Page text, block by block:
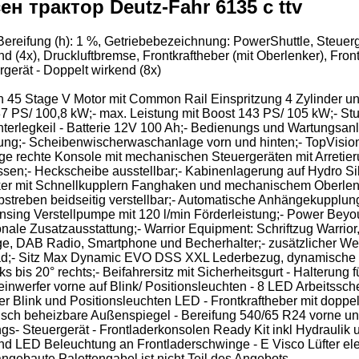
трактор Deutz-Fahr 6135 c ttv
(h): 1 %, Getriebebezeichnung: PowerShuttle,
(4x), Druckluftbremse, Frontkraftheber (mit Oberlenker),
- Doppelt wirkend (8x)
Stage V Motor mit Common Rail Einspritzung 4 Zylinder
100,8 kW;- max. Leistung mit Boost 143 PS/ 105 kW;-
- Batterie 12V 100 Ah;- Bedienungs und
Scheibenwischerwaschanlage vorn und hinten;-
rechte Konsole mit mechanischen Steuergeräten mit
Heckscheibe ausstellbar;- Kabinenlagerung auf Hydro
mit Schnellkupplern Fanghaken und mechanischem
beidseitig verstellbar;- Automatische
Verstellpumpe mit 120 l/min Förderleistung;- Power
Zusatzausstattung;- Warrior Equipment: Schriftzug
DAB Radio, Smartphone und Becherhalter;- zusätzlicher
Sitz Max Dynamic EVO DSS XXL Lederbezug,
bis 20° rechts;- Beifahrersitz mit Sicherheitsgurt -
vorne auf Blink/ Positionsleuchten - 8 LED
Blink und Positionsleuchten LED - Frontkraftheber mit
beheizbare Außenspiegel - Bereifung 540/65 R24 vorne
Steuergerät - Frontladerkonsolen Ready Kit inkl
LED Beleuchtung an Frontladerschwinge - E Visco Lüfter